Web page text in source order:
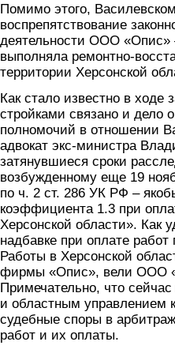
Помимо этого,
воспрепятствование
деятельности ООО «Опис»
выполняла ремонтно-
территории Херсонской
Как стало известно в ходе
стройками связано и дело
полномочий в отношении
адвокат экс-министра
затянувшиеся сроки
возбужденному еще 19
по ч. 2 ст. 286 УК РФ –
коэффициента 1.3 при
Херсонской области». Как
надбавке при оплате
Работы в Херсонской
фирмы «Опис», вели ООО
Примечательно, что
и областным управлением
судебные споры в
работ и их оплаты.